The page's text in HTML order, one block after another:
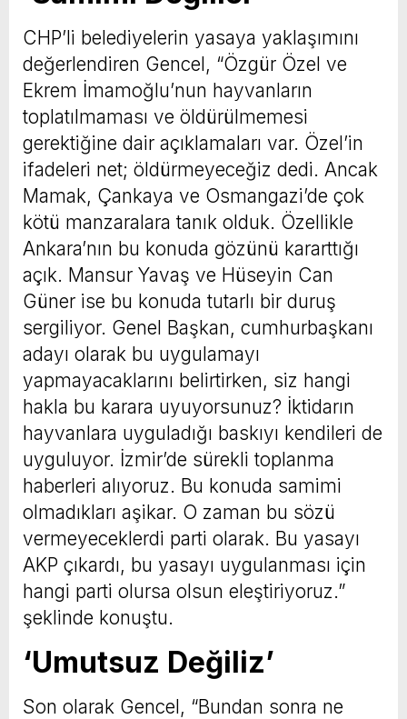
CHP’li belediyelerin yasaya yaklaşımını
değerlendiren Gencel, “Özgür Özel ve
Ekrem İmamoğlu’nun hayvanların
toplatılmaması ve öldürülmemesi
gerektiğine dair açıklamaları var. Özel’in
ifadeleri net; öldürmeyeceğiz dedi. Ancak
Mamak, Çankaya ve Osmangazi’de çok
kötü manzaralara tanık olduk. Özellikle
Ankara’nın bu konuda gözünü kararttığı
açık. Mansur Yavaş ve Hüseyin Can
Güner ise bu konuda tutarlı bir duruş
sergiliyor. Genel Başkan, cumhurbaşkanı
adayı olarak bu uygulamayı
yapmayacaklarını belirtirken, siz hangi
hakla bu karara uyuyorsunuz? İktidarın
hayvanlara uyguladığı baskıyı kendileri de
uyguluyor. İzmir’de sürekli toplanma
haberleri alıyoruz. Bu konuda samimi
olmadıkları aşikar. O zaman bu sözü
vermeyeceklerdi parti olarak. Bu yasayı
AKP çıkardı, bu yasayı uygulanması için
hangi parti olursa olsun eleştiriyoruz.”
şeklinde konuştu.
‘Umutsuz Değiliz’
Son olarak Gencel, “Bundan sonra ne